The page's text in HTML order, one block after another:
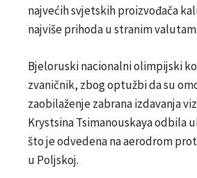
najvećih svjetskih proizvođača
najviše prihoda u stranim
Bjeloruski nacionalni olimpijski
zvaničnik, zbog optužbi da su
zaobilaženje zabrana izdavanja
Krystsina Tsimanouskaya odbila
što je odvedena na aerodrom
u Poljskoj.